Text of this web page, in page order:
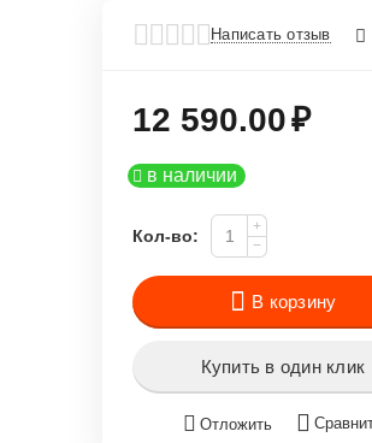
Написать отзыв
12 590.00₽
в наличии
Кол-во:
+
−
В корзину
Купить в один клик
Отложить